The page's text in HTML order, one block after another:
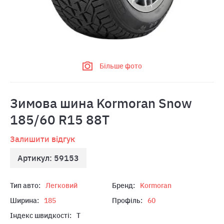
Більше фото
Зимова шина Kormoran Snow
185/60 R15 88T
Залишити відгук
Артикул: 59153
Тип авто: Легковий Бренд:
Kormoran
Ширина:
185 Профіль:
60
Індекс швидкості:
T